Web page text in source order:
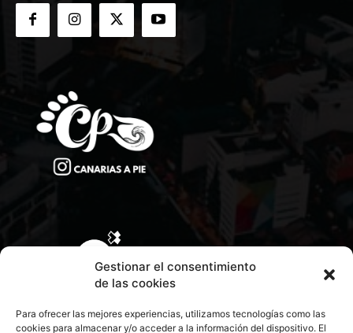
Gestionar el consentimiento
de las cookies
Para ofrecer las mejores experiencias, utilizamos tecnologías como las
cookies para almacenar y/o acceder a la información del dispositivo. El